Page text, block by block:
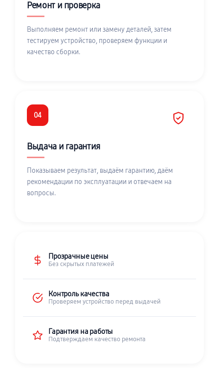
Ремонт и проверка
Выполняем ремонт или замену деталей, затем
тестируем устройство, проверяем функции и
качество сборки.
04
Выдача и гарантия
Показываем результат, выдаём гарантию, даём
рекомендации по эксплуатации и отвечаем на
вопросы.
Прозрачные цены
Без скрытых платежей
Контроль качества
Проверяем устройство перед выдачей
Гарантия на работы
Подтверждаем качество ремонта